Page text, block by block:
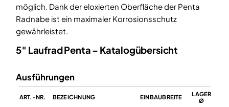
möglich. Dank der eloxierten Oberfläche der Penta
Radnabe ist ein maximaler Korrosionsschutz
gewährleistet.
5″ Laufrad Penta – Katalogübersicht
Ausführungen
ART.-NR. BEZEICHNUNG EINBAUBREITE
LAGER
Ø